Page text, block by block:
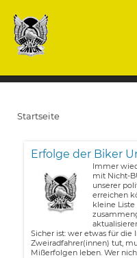
zum
Inhalt
Startseite
Erfolge der Biker
Immer
mit Nicht-
unserer
erreichen
kleine
Sicher ist: wer etwas für die
Zweiradfahrer(innen) tut,
Mißerfolgen leben. Wer